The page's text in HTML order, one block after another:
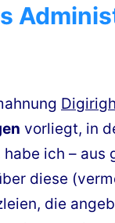
vorliegt, in
ich –
diese
die